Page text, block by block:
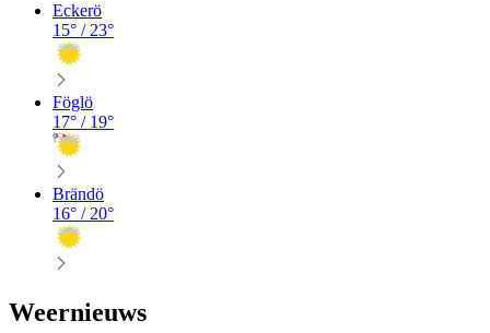
Eckerö
15° / 23°
Föglö
17° / 19°
Brändö
16° / 20°
Weernieuws